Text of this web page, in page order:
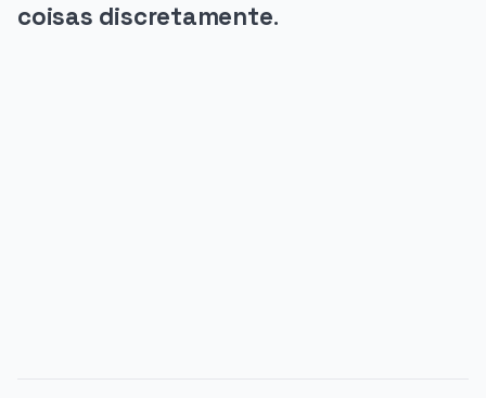
coisas discretamente.